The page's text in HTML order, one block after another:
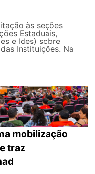
às seções
Estaduais,
e Ides) sobre
Instituições. Na
mobilização
traz